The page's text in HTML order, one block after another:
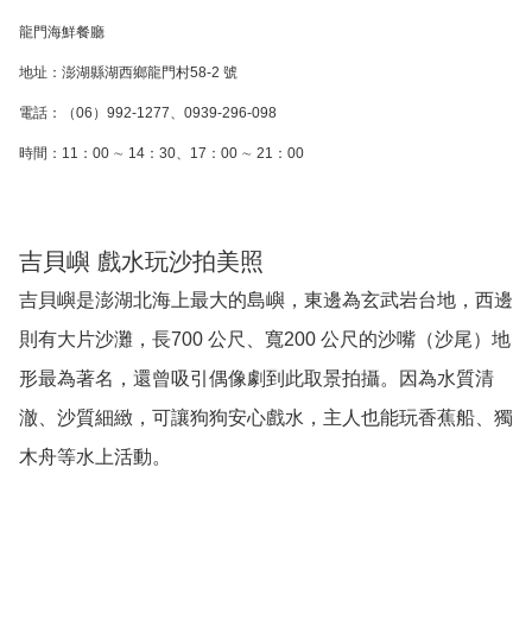
龍門海鮮餐廳
地址：澎湖縣湖西鄉龍門村58-2 號
電話：（06）992-1277、0939-296-098
時間：11：00 ∼ 14：30、17：00 ∼ 21：00
吉貝嶼 戲水玩沙拍美照
吉貝嶼是澎湖北海上最大的島嶼，東邊為玄武岩台地，西邊
則有大片沙灘，長700 公尺、寬200 公尺的沙嘴（沙尾）地
形最為著名，還曾吸引偶像劇到此取景拍攝。因為水質清
澈、沙質細緻，可讓狗狗安心戲水，主人也能玩香蕉船、獨
木舟等水上活動。